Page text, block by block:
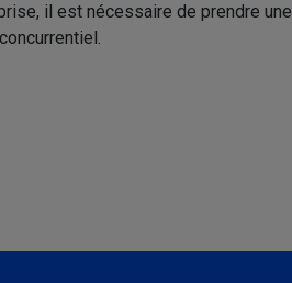
il est nécessaire de prendre une